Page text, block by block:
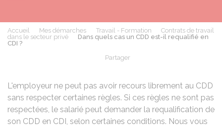
Accueil Mes démarches Travail - Formation
Contrats de travail
dans le secteur privé
Dans quels cas un CDD est-il requalifié en
CDI ?
Partager
L'employeur ne peut pas avoir recours librement au CDD
sans respecter certaines règles. Si ces règles ne sont pas
respectées, le salarié peut demander la requalification de
son CDD en CDI, selon certaines conditions. Nous vous